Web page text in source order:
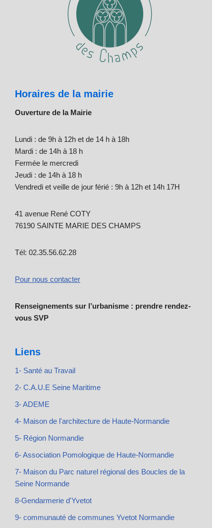
Horaires de la mairie
Ouverture de la Mairie
Lundi : de 9h à 12h et de 14 h à 18h
Mardi : de 14h à 18 h
Fermée le mercredi
Jeudi : de 14h à 18 h
Vendredi et veille de jour férié : 9h à 12h et 14h 17H
41 avenue René COTY
76190 SAINTE MARIE DES CHAMPS
Tél: 02.35.56.62.28
Pour nous contacter
Renseignements sur l’urbanisme : prendre rendez-
vous SVP
Liens
1- Santé au Travail
2- C.A.U.E Seine Maritime
3- ADEME
4- Maison de l'architecture de Haute-Normandie
5- Région Normandie
6- Association Pomologique de Haute-Normandie
7- Maison du Parc naturel régional des Boucles de la
Seine Normande
8-Gendarmerie d'Yvetot
9- communauté de communes Yvetot Normandie